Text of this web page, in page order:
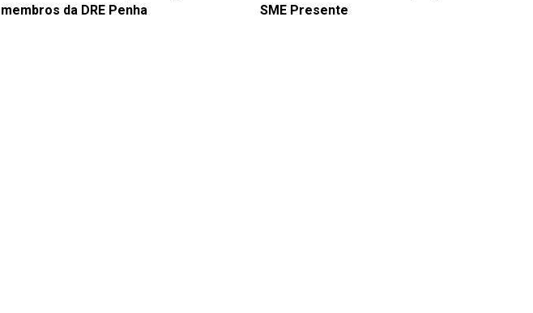
membros da DRE Penha
SME Presente